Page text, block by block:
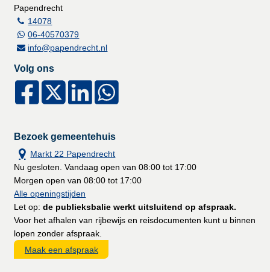
Papendrecht
14078
06-40570379
info@papendrecht.nl
Volg ons
Bezoek gemeentehuis
Markt 22 Papendrecht
Nu gesloten. Vandaag open van 08:00 tot 17:00
Morgen open van 08:00 tot 17:00
Alle openingstijden
Let op:de publieksbalie werkt uitsluitend op afspraak.
Voor het afhalen van rijbewijs en reisdocumenten kunt u binnen
lopen zonder afspraak.
Maak een afspraak